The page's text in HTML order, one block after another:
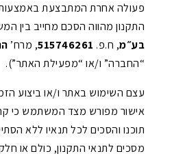
פעולה אחרת המתבצעת
התקנון מהווה הסכם מחייב בין
בע״מ, ח.פ. 515746261, מרח’
“החברה” ו/או “מפעילת האתר”).
עצם השימוש באתר ו/או ביצוע
אישור מפורש מצד המשתמש כי
תוכנו והסכים לכל תנאיו ללא
מסכים לתנאי התקנון, כולם או